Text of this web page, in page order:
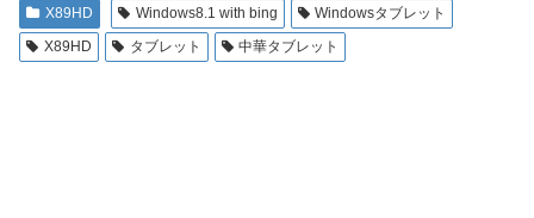
X89HD Windows8.1 with bing
Windowsタブレット
X89HD
タブレット 中華タブレット